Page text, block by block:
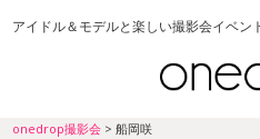
アイドル＆モデルと楽しい撮影会イベン
onedrop撮影会 >船岡咲